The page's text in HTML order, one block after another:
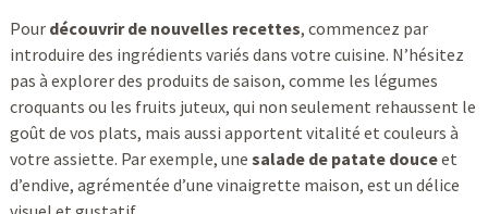
Pour découvrir de nouvelles recettes, commencez par
introduire des ingrédients variés dans votre cuisine. N’hésitez
pas à explorer des produits de saison, comme les légumes
croquants ou les fruits juteux, qui non seulement rehaussent le
goût de vos plats, mais aussi apportent vitalité et couleurs à
votre assiette. Par exemple, une salade de patate douceet
d’endive, agrémentée d’une vinaigrette maison, est un délice